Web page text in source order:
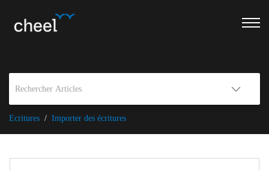
Ecritures Importer des écritures